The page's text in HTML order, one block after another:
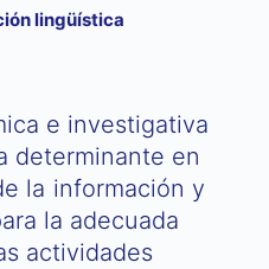
lingüística
e investigativa
determinante en
la información y
la adecuada
actividades